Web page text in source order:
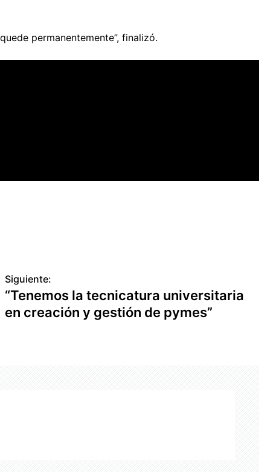
permanentemente”, finalizó.
Siguiente:
“Tenemos la tecnicatura universitaria
en creación y gestión de pymes”